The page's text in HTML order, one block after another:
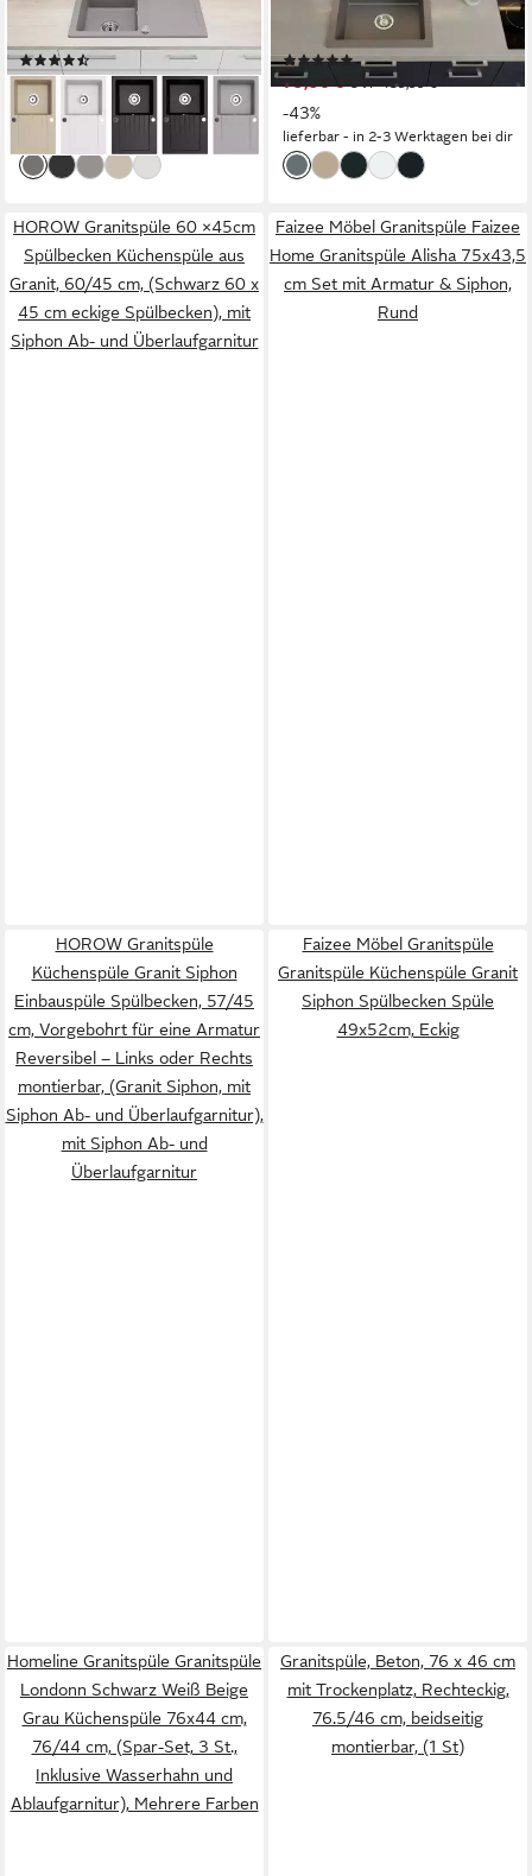
Alisha/Element – Spülbecken
mit Abtropffläche, 75x43,5
cm (Alisha), 75/45 cm,
(Einzelspüle, Granitspüle mit
Siphon-Set), Reversibel
montierbare Granitspüle mit
Abtropffläche
(17)
ab 99,99 € UVP174,99 €
-43%
Siphon Spülbecken, Eckig,
49/21 cm
(1)
79,90 € UVP139,99 €
-43%
lieferbar - in 2-3 Werktagen bei dir
HOROW Granitspüle 60 ×45cm
Spülbecken Küchenspüle aus
Granit, 60/45 cm, (Schwarz 60 x
45 cm eckige Spülbecken), mit
Siphon Ab- und Überlaufgarnitur
Faizee Möbel Granitspüle Faizee
Home Granitspüle Alisha 75x43,5
cm Set mit Armatur & Siphon,
Rund
HOROW Granitspüle
Küchenspüle Granit Siphon
Einbauspüle Spülbecken, 57/45
cm, Vorgebohrt für eine Armatur
Reversibel – Links oder Rechts
montierbar, (Granit Siphon, mit
Siphon Ab- und Überlaufgarnitur),
mit Siphon Ab- und
Überlaufgarnitur
Faizee Möbel Granitspüle
Granitspüle Küchenspüle Granit
Siphon Spülbecken Spüle
49x52cm, Eckig
Homeline Granitspüle Granitspüle
Londonn Schwarz Weiß Beige
Grau Küchenspüle 76x44 cm,
76/44 cm, (Spar-Set, 3 St.,
Inklusive Wasserhahn und
Ablaufgarnitur), Mehrere Farben
Granitspüle, Beton, 76 x 46 cm
mit Trockenplatz, Rechteckig,
76.5/46 cm, beidseitig
montierbar, (1 St)